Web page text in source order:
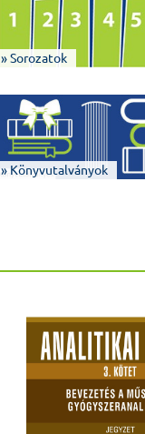
» Sorozatok
» Könyvutalványok